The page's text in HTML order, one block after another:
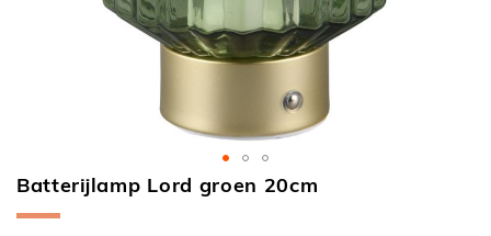
Ga
naar
Batterijlamp Lord groen 20cm